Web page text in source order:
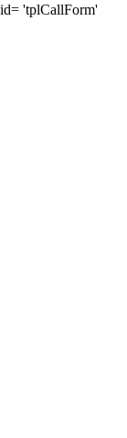
'tplCallForm'